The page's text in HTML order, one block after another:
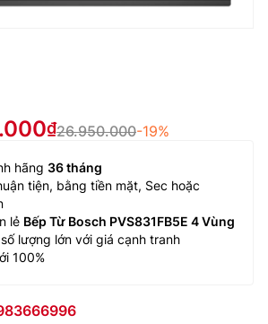
26.950.000-19%
hãng 36 tháng
tiện, bằng tiền mặt, Sec hoặc
lẻ Bếp Từ Bosch PVS831FB5E 4 Vùng
số lượng lớn với giá cạnh tranh
100%